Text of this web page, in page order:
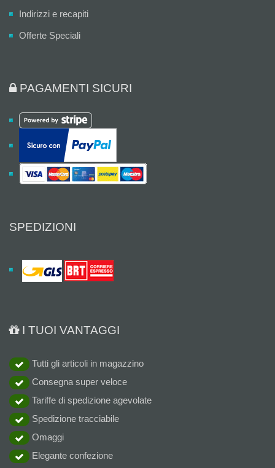
Indirizzi e recapiti
Offerte Speciali
PAGAMENTI SICURI
SPEDIZIONI
I TUOI VANTAGGI
Tutti gli articoli in magazzino
Consegna super veloce
Tariffe di spedizione agevolate
Spedizione tracciabile
Omaggi
Elegante confezione